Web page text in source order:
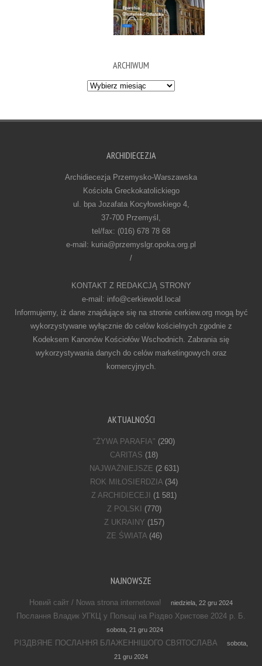
ARCHIWUM
Archiwum
ARCHIDIECEZJA
Archidiecezja Przemysko-Warszawska
Kościoła Greckokatolickiego
ul. bpa Jozafata Kocyłowskiego 4,
37-700 Przemyśl,
tel/fax: (016) 678 78 68
e-mail: kuria@przemyslgr.opoka.org.pl
/
KONTAKT Z REDAKCJĄ STRONY
e-mail: info@cerkiewold.local
Informujemy, iż dane znajdujące się na stronie cerkiew.org mogą być
wykorzystywane wyłącznie do celów kościelnych zgodnie z
Kodeksem Kanonów Kościołów Wschodnich. Zabrania się
wykorzystywania danych do celów marketingowych oraz
komercyjnych.
AKTUALNOŚCI
"ŻYWA PARAFIA" (290)
CARITAS (18)
NAJWAŻNIEJSZE (2 631)
ROK MIŁOSIERDZIA (34)
Z ARCHIDIECEJI (1 581)
Z POLSKI (770)
Z UKRAINY (157)
ZE ŚWIATA(46)
NAJNOWSZE
Новий сайт / Nowa strona internetowa! niedziela, 22 gru 2024
Послання Владик УГКЦ у Польщі на Різдво Христове 2024 р. Б.
sobota, 21 gru 2024
РІЗДВЯНЕ ПОСЛАННЯ БЛАЖЕННІШОГО СВЯТОСЛАВА
sobota,
21 gru 2024